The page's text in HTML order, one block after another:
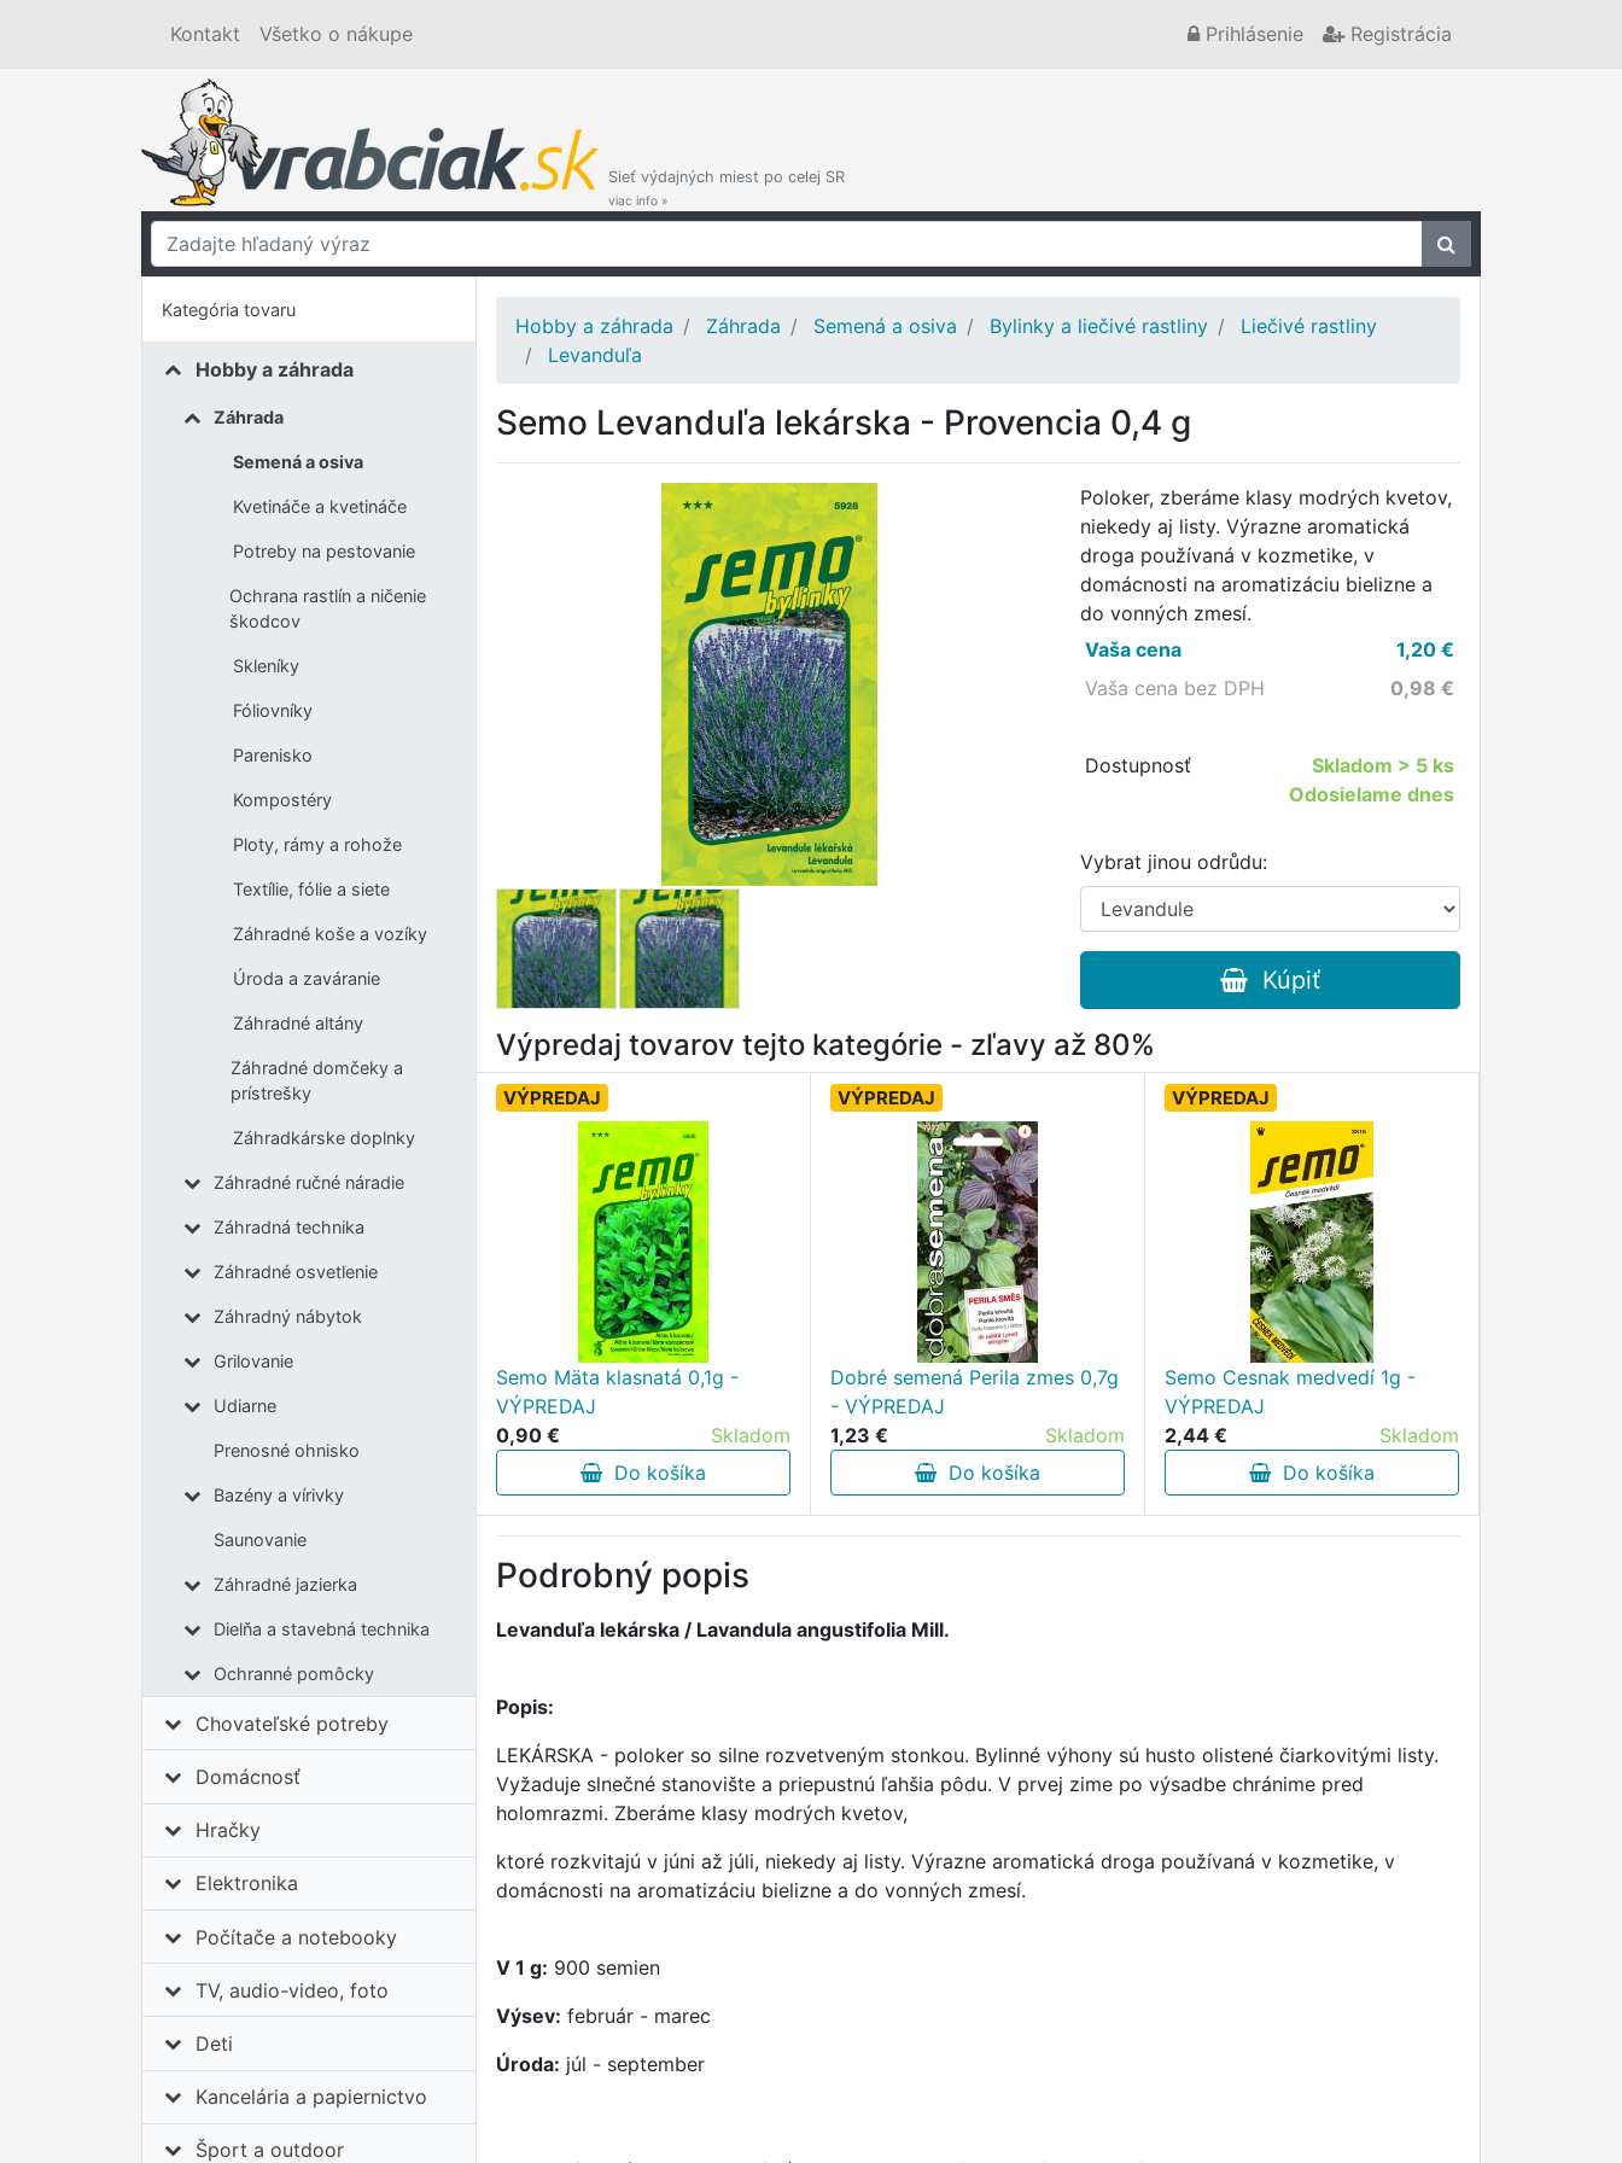
Kontakt Všetko o nákupe Prihlásenie Registrácia
Sieť výdajných miest po celej SR
viac info »
Kategória tovaru
Hobby a záhrada
Záhrada
Semená a osiva
Kvetináče a kvetináče
Potreby na pestovanie
Ochrana rastlín a ničenie
škodcov
Skleníky
Fóliovníky
Parenisko
Kompostéry
Ploty, rámy a rohože
Textílie, fólie a siete
Záhradné koše a vozíky
Úroda a zaváranie
Záhradné altány
Záhradné domčeky a
prístrešky
Záhradkárske doplnky
Záhradné ručné náradie
Záhradná technika
Záhradné osvetlenie
Záhradný nábytok
Grilovanie
Udiarne
Prenosné ohnisko
Bazény a vírivky
Saunovanie
Záhradné jazierka
Dielňa a stavebná technika
Ochranné pomôcky
Chovateľské potreby
Domácnosť
Hračky
Elektronika
Počítače a notebooky
TV, audio-video, foto
Deti
Kancelária a papiernictvo
Šport a outdoor
Hobby a záhrada Záhrada Semená a osiva Bylinky a liečivé rastliny
Liečivé rastliny
Levanduľa
Semo Levanduľa lekárska - Provencia 0,4 g
Poloker, zberáme klasy modrých kvetov,
niekedy aj listy. Výrazne aromatická
droga používaná v kozmetike, v
domácnosti na aromatizáciu bielizne a
do vonných zmesí.
Vaša cena
1,20€
Vaša cena bez DPH
0,98 €
Dostupnosť Skladom > 5 ks
Odosielame dnes
Vybrat jinou odrůdu:
Kúpiť
Výpredaj tovarov tejto kategórie - zľavy až 80%
VÝPREDAJ
Semo Mäta klasnatá 0,1g -
VÝPREDAJ
0,90 €
Skladom
Do košíka
VÝPREDAJ
Dobré semená Perila zmes 0,7g
- VÝPREDAJ
1,23 €
Skladom
Do košíka
VÝPREDAJ
Semo Cesnak medvedí 1g -
VÝPREDAJ
2,44 €
Skladom
Do košíka
Podrobný popis
Levanduľa lekárska / Lavandula angustifolia Mill.
Popis:
LEKÁRSKA - poloker so silne rozvetveným stonkou. Bylinné výhony sú husto olistené čiarkovitými listy.
Vyžaduje slnečné stanovište a priepustnú ľahšia pôdu. V prvej zime po výsadbe chránime pred
holomrazmi. Zberáme klasy modrých kvetov,
ktoré rozkvitajú v júni až júli, niekedy aj listy. Výrazne aromatická droga používaná v kozmetike, v
domácnosti na aromatizáciu bielizne a do vonných zmesí.
V 1 g: 900 semien
Výsev: február - marec
Úroda: júl - september